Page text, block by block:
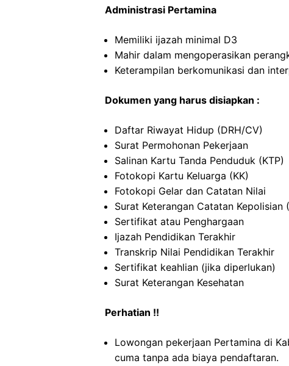
Administrasi Pertamina
Memiliki ijazah minimal D3
Mahir dalam mengoperasikan
Keterampilan berkomunikasi dan
Dokumen yang harus disiapkan :
Daftar Riwayat Hidup (DRH/CV)
Surat Permohonan Pekerjaan
Salinan Kartu Tanda Penduduk (KTP)
Fotokopi Kartu Keluarga (KK)
Fotokopi Gelar dan Catatan Nilai
Surat Keterangan Catatan Kepolisian
Sertifikat atau Penghargaan
Ijazah Pendidikan Terakhir
Transkrip Nilai Pendidikan Terakhir
Sertifikat keahlian (jika diperlukan)
Surat Keterangan Kesehatan
Perhatian !!
Lowongan pekerjaan Pertamina di
cuma tanpa ada biaya pendaftaran.